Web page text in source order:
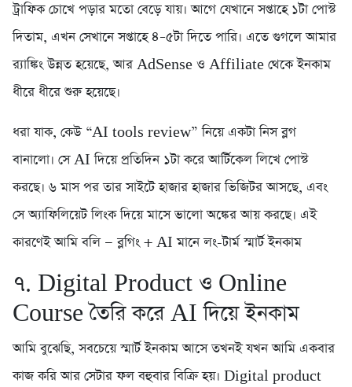
ট্রাফিক চোখে পড়ার মতো বেড়ে যায়। আগে যেখানে সপ্তাহে ১টা পোস্ট
দিতাম, এখন সেখানে সপ্তাহে ৪–৫টা দিতে পারি। এতে গুগলে আমার
র‍্যাঙ্কিং উন্নত হয়েছে, আর AdSense ও Affiliate থেকে ইনকাম
ধীরে ধীরে শুরু হয়েছে।
ধরা যাক, কেউ “AI tools review” নিয়ে একটা নিস ব্লগ
বানালো। সে AI দিয়ে প্রতিদিন ১টা করে আর্টিকেল লিখে পোস্ট
করছে। ৬ মাস পর তার সাইটে হাজার হাজার ভিজিটর আসছে, এবং
সে অ্যাফিলিয়েট লিংক দিয়ে মাসে ভালো অঙ্কের আয় করছে। এই
কারণেই আমি বলি — ব্লগিং + AI মানে লং-টার্ম স্মার্ট ইনকাম
৭. Digital Product ও Online
Course তৈরি করে AI দিয়ে ইনকাম
আমি বুঝেছি, সবচেয়ে স্মার্ট ইনকাম আসে তখনই যখন আমি একবার
কাজ করি আর সেটার ফল বহুবার বিক্রি হয়। Digital product